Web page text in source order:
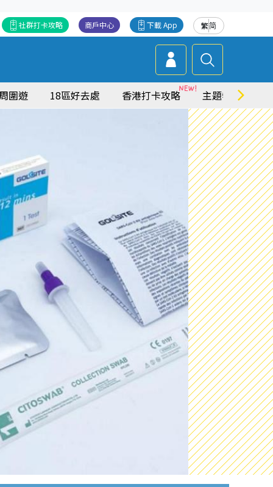
繁简
下載 App
商戶中心
社群打卡攻略
圍遊 18區好去處 香港打卡攻略 主題特集